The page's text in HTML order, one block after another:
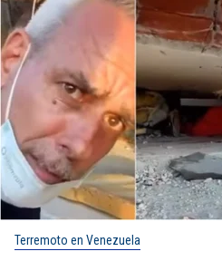
Terremoto en Venezuela